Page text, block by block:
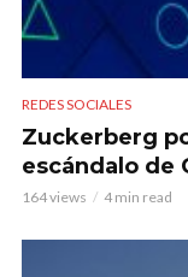
REDES SOCIALES
Zuckerberg
escándalo de
164 views 4 min read